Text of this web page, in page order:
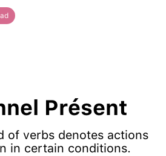
Présent
of verbs denotes actions
in certain conditions.